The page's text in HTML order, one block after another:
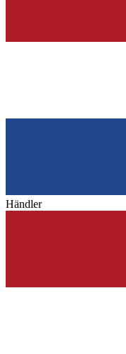
Händler